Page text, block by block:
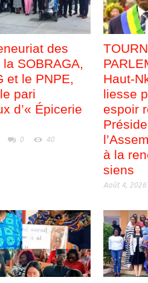
des
SOBRAGA,
et le PNPE,
pari
d’« Épicerie
0 40
Haut-
liesse
espoir
à la
siens
Août 4, 2026